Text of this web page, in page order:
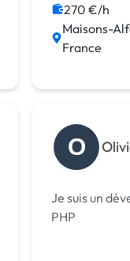
270 €/h
Maisons-
France
O
Je suis un
PHP